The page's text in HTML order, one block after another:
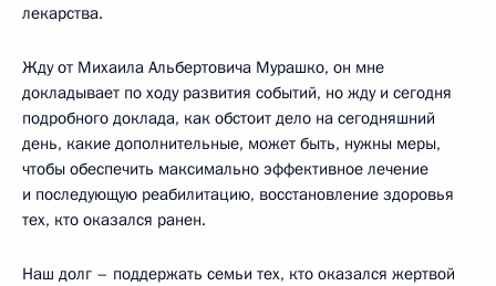
лекарства.
Жду от Михаила Альбертовича Мурашко, он мне
докладывает по ходу развития событий, но жду и сегодня
подробного доклада, как обстоит дело на сегодняшний
день, какие дополнительные, может быть, нужны меры,
чтобы обеспечить максимально эффективное лечение
и последующую реабилитацию, восстановление здоровья
тех, кто оказался ранен.
Наш долг – поддержать семьи тех, кто оказался жертвой